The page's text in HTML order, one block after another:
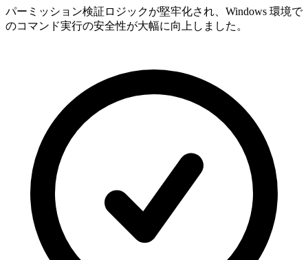
パーミッション検証ロジックが堅牢化され、Windows 環境で
のコマンド実行の安全性が大幅に向上しました。